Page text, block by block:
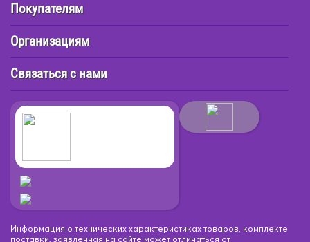
Покупателям
Организациям
Связаться с нами
Информация о технических характеристиках товаров, комплекте
поставки, заявленная на сайте может отличаться от